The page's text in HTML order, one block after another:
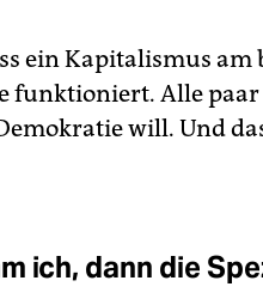
ein Kapitalismus
funktioniert. Alle paar
will. Und
ich, dann die